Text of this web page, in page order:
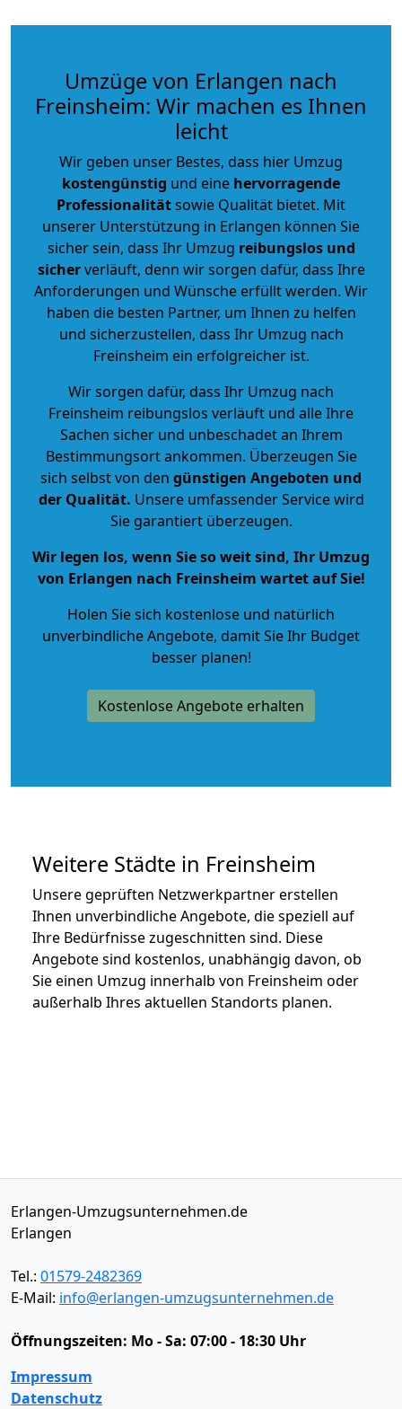
Umzüge von Erlangen nach
Freinsheim: Wir machen es Ihnen
leicht
Wir geben unser Bestes, dass hier Umzug
kostengünstig und eine hervorragende
Professionalitätsowie Qualität bietet. Mit
unserer Unterstützung in Erlangen können Sie
sicher sein, dass Ihr Umzug reibungslos und
sicherverläuft, denn wir sorgen dafür, dass Ihre
Anforderungen und Wünsche erfüllt werden. Wir
haben die besten Partner, um Ihnen zu helfen
und sicherzustellen, dass Ihr Umzug nach
Freinsheim ein erfolgreicher ist.
Wir sorgen dafür, dass Ihr Umzug nach
Freinsheim reibungslos verläuft und alle Ihre
Sachen sicher und unbeschadet an Ihrem
Bestimmungsort ankommen. Überzeugen Sie
sich selbst von den günstigen Angeboten und
der Qualität. Unsere umfassender Service wird
Sie garantiert überzeugen.
Wir legen los, wenn Sie so weit sind, Ihr Umzug
von Erlangen nach Freinsheim wartet auf Sie!
Holen Sie sich kostenlose und natürlich
unverbindliche Angebote, damit Sie Ihr Budget
besser planen!
Kostenlose Angebote erhalten
Weitere Städte in Freinsheim
Unsere geprüften Netzwerkpartner erstellen
Ihnen unverbindliche Angebote, die speziell auf
Ihre Bedürfnisse zugeschnitten sind. Diese
Angebote sind kostenlos, unabhängig davon, ob
Sie einen Umzug innerhalb von Freinsheim oder
außerhalb Ihres aktuellen Standorts planen.
Erlangen-Umzugsunternehmen.de
Erlangen
Tel.: 01579-2482369
E-Mail: info@erlangen-umzugsunternehmen.de
Öffnungszeiten: Mo - Sa: 07:00 - 18:30 Uhr
Impressum
Datenschutz